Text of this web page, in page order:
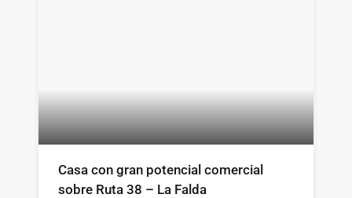
Casa con gran potencial comercial
sobre Ruta 38 – La Falda